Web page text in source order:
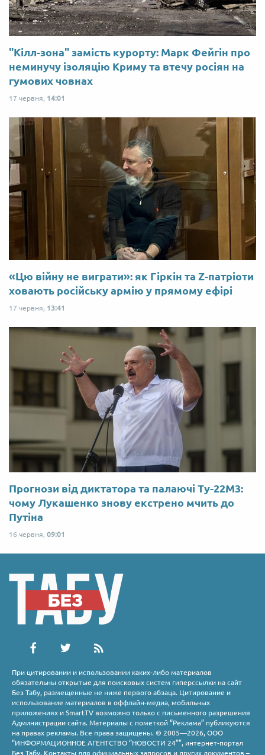
"Кілл-зона" замість курорту: Марк Фейгін про
неминучу ізоляцію Криму та втечу росіян на
гумових човнах
17 червня, 14:01
«Цю війну не виграти»: як Гіркін та Z-патріоти
ховають російську армію у прямому ефірі
17 червня, 13:41
Прогнози від диктатора та палаючі Ту-22М3:
чому Лукашенко знову екстрено мчить до
Путіна
16 червня, 09:01
При цитировании и использовании каких-либо материалов
обязательны открытые для поисковых систем гиперссылки на сайт
Без Табу, размещенные не ниже первого абзаца. Цитирование и
использование материалов в оффлайн-медиа, мобильных
приложениях и SmartTV возможно только с письменного разрешения
Администрации сайта. Материалы с пометкой “Реклама” публикуются
на правах рекламы. Все права защищены. © 2005—2026, ООО
“ИНФОРМАЦИОННОЕ АГЕНТСТВО “НОВОСТИ 24””, интернет-портал
Без Табу. Контакты для официальных запросов и других документов –